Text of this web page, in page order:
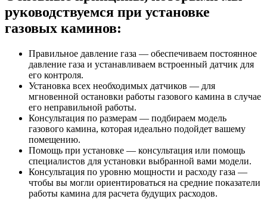
руководствуемся при установке
газовых каминов:
Правильное давление газа — обеспечиваем постоянное
давление газа и устанавливаем встроенный датчик для
его контроля.
Установка всех необходимых датчиков — для
мгновенной остановки работы газового камина в случае
его неправильной работы.
Консультация по размерам — подбираем модель
газового камина, которая идеально подойдет вашему
помещению.
Помощь при установке — консультация или помощь
специалистов для установки выбранной вами модели.
Консультация по уровню мощности и расходу газа —
чтобы вы могли ориентироваться на средние показатели
работы камина для расчета будущих расходов.